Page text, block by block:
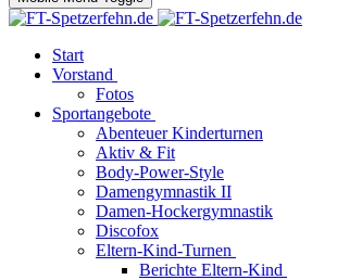
Start
Vorstand
Fotos
Sportangebote
Abenteuer Kinderturnen
Aktiv & Fit
Body-Power-Style
Damengymnastik II
Damen-Hockergymnastik
Discofox
Eltern-Kind-Turnen
Berichte Eltern-Kind